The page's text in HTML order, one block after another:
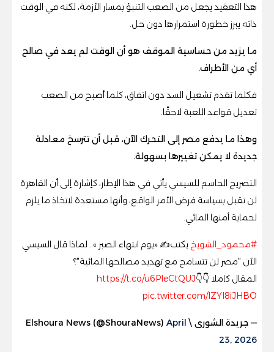
هذا التعقيد يجعل من الصعب التنبؤ بمسار الأزمة، لكنه في الوقت
ذاته يبرز خطورة استمرارها دون حل.
ما يزيد من حساسية الموقف هو أن الوقت لم يعد في صالح
أي من الأطراف.
فكلما تقدم تشغيل السد دون اتفاق، كلما أصبح من الصعب
تعديل قواعد اللعبة لاحقًا.
وهذا ما يدفع مصر إلى التحرك الآن، قبل أن تترسخ معادلة
جديدة لا يمكن تغييرها بسهولة.
التصريح الحاسم للسيسي يأتي في هذا الإطار، كإشارة إلى أن القاهرة
لن تقبل بسياسة فرض الأمر الواقع، وأنها مستعدة لاتخاذ ما يلزم
لحماية أمنها المائي.
#محمود_الشويخ يكتب✍️ «يوم انتهاء الصبر ».. لماذا قال السيسي
الآن "مصر لن تتسامح مع تهديد مصالحها المائية"؟
المقال كاملا 👇👇https://t.co/u6PIeCtQUJ
pic.twitter.com/lZYl8iJHBO
— جريدة الشورى \ Elshoura News (@ShouraNews) April
23, 2026